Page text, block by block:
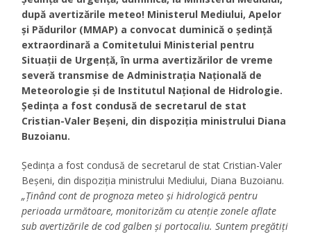
după avertizările meteo! Ministerul Mediului, Apelor
și Pădurilor (MMAP) a convocat duminică o ședință
extraordinară a Comitetului Ministerial pentru
Situații de Urgență, în urma avertizărilor de vreme
severă transmise de Administrația Națională de
Meteorologie și de Institutul Național de Hidrologie.
Ședința a fost condusă de secretarul de stat
Cristian-Valer Beșeni, din dispoziția ministrului Diana
Buzoianu.
Şedinţa a fost condusă de secretarul de stat Cristian-Valer
Beşeni, din dispoziţia ministrului Mediului, Diana Buzoianu.
„Ţinând cont de prognoza meteo şi hidrologică pentru
perioada următoare, monitorizăm cu atenţie zonele aflate
sub avertizările de cod galben şi portocaliu. Suntem pregătiţi